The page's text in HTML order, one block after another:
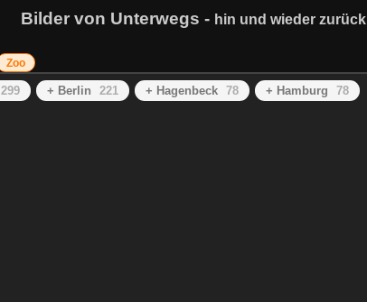
Bilder von Unterwegs - hin und wieder zurück
Zoo
299 + Berlin 221 + Hagenbeck 78 + Hamburg 78